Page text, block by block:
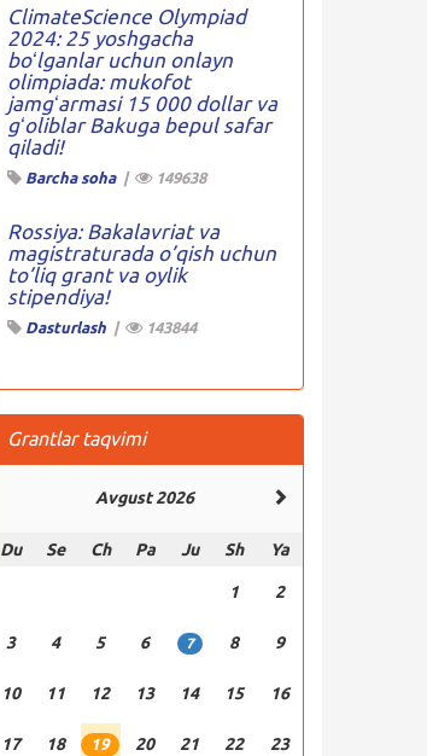
ClimateScience Olympiad
2024: 25 yoshgacha
boʻlganlar uchun onlayn
olimpiada: mukofot
jamgʻarmasi 15 000 dollar va
gʻoliblar Bakuga bepul safar
qiladi!
Barcha soha| 149638
Rossiya: Bakalavriat va
magistraturada o’qish uchun
to’liq grant va oylik
stipendiya!
Dasturlash| 143844
Grantlar taqvimi
Avgust 2026
Du Se Ch Pa Ju Sh Ya
1 2
3 4 5 6 7 8 9
10 11 12 13 14 15 16
17 18 19 20 21 22 23